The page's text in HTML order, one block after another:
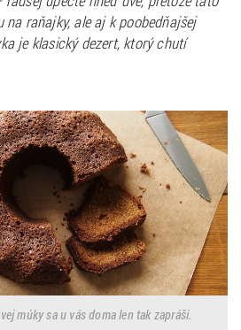
na raňajky, ale aj k poobedňajšej
je klasický dezert, ktorý chutí
múky sa u vás doma len tak zapráši.